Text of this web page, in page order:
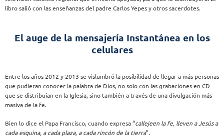
libro salió con las enseñanzas del padre Carlos Yepes y otros sacerdotes.
El auge de la mensajería Instantánea en los
celulares
Entre los años 2012 y 2013 se vislumbró la posibilidad de llegar a más personas
que pudieran conocer la palabra de Dios, no solo con las grabaciones en CD
que se distribuían en la Iglesia, sino también a través de una divulgación más
masiva de la fe.
Bien lo dice el Papa Francisco, cuando expresa “callejeen la fe, lleven a Jesús a
cada esquina, a cada plaza, a cada rincón de la tierra”.